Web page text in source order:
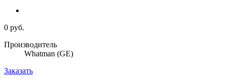
0 руб.
Производитель
Whatman (GE)
Заказать